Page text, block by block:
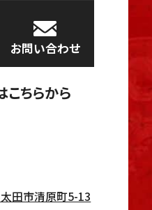
お問い合わせ
ちらから
田市清原町5-13